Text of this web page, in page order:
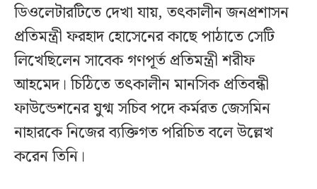
ডিওলেটারটিতে দেখা যায়, তৎকালীন জনপ্রশাসন
প্রতিমন্ত্রী ফরহাদ হোসেনের কাছে পাঠাতে সেটি
লিখেছিলেন সাবেক গণপূর্ত প্রতিমন্ত্রী শরীফ
আহমেদ। চিঠিতে তৎকালীন মানসিক প্রতিবন্ধী
ফাউন্ডেশনের যুগ্ম সচিব পদে কর্মরত জেসমিন
নাহারকে নিজের ব্যক্তিগত পরিচিত বলে উল্লেখ
করেন তিনি।